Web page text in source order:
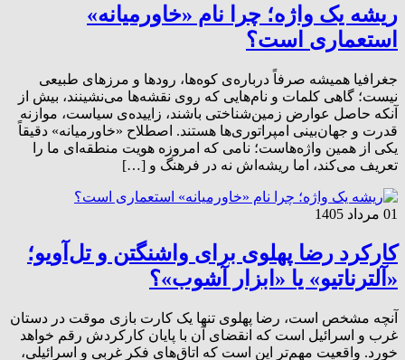
ریشه یک واژه؛ چرا نام «خاورمیانه»
استعماری است؟
جغرافیا همیشه صرفاً درباره‌ی کوه‌ها، رودها و مرزهای طبیعی
نیست؛ گاهی کلمات و نام‌هایی که روی نقشه‌ها می‌نشینند، بیش از
آنکه حاصل عوارض زمین‌شناختی باشند، زاییده‌ی سیاست، موازنه
قدرت و جهان‌بینی امپراتوری‌ها هستند. اصطلاح «خاورمیانه» دقیقاً
یکی از همین واژه‌هاست؛ نامی که امروزه هویت منطقه‌ای ما را
تعریف می‌کند، اما ریشه‌اش نه در فرهنگ و […]
01 مرداد 1405
کارکرد رضا پهلوی برای واشنگتن و تل‌آویو؛
«آلترناتیو» یا «ابزار آشوب»؟
​آنچه مشخص است، رضا پهلوی تنها یک کارت بازی موقت در دستان
غرب و اسرائیل است که انقضای آن با پایان کارکردش رقم خواهد
خورد. واقعیت مهم‌تر این است که اتاق‌های فکر غربی و اسرائیلی،